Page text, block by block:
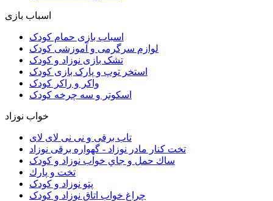
اسباب بازی
اسباب بازی حمام کودک
لوازم سرگرمی و آموزشی کودک
تشک بازی نوزاد و کودک
استخر توپ و پارک بازی کودک
واکر و راکر کودک
اسکوتر و سه چرخه کودک
خواب نوزاد
تاب برقی و نی نی لای لای
تخت كنار مادر نوزاد - گهواره برقی نوزاد
ساك حمل و جاي خواب نوزاد و کودک
تخت و پارك
پتو نوزاد و کودک
چراغ خواب اتاق نوزاد و کودک